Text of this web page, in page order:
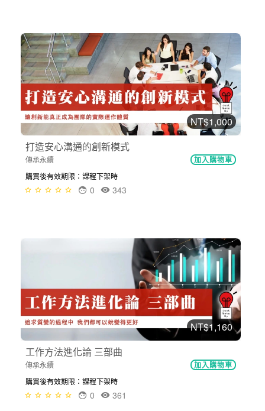
NT$1,000
打造安心溝通的創新模式
傳承永續 加入購物車
購買後有效期限：課程下架時
343
0
NT$1,160
工作方法進化論 三部曲
傳承永續 加入購物車
購買後有效期限：課程下架時
361
0